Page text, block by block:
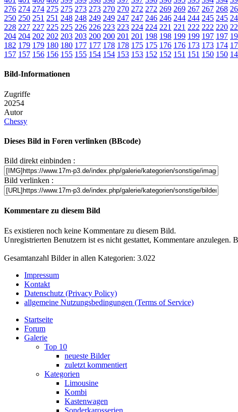
276 274 274 275 275 273 273 270 270 272 272 269 269 267 267 268
250 250 251 251 248 248 249 249 247 247 246 246 244 244 245 245
228 227 227 225 225 226 226 223 223 224 224 221 221 222 222 220
204 204 202 202 203 203 200 200 201 201 198 198 199 199 197 197
182 179 179 180 180 177 177 178 178 175 175 176 176 173 173 174
157 157 156 156 155 155 154 154 153 153 152 152 151 151 150 150
Bild-Informationen
Zugriffe
20254
Autor
Chessy
Dieses Bild in Foren verlinken (BBcode)
Bild direkt einbinden :
Bild verlinken :
Kommentare zu diesem Bild
Es existieren noch keine Kommentare zu diesem Bild.
Unregistrierten Benutzern ist es nicht gestattet, Kommentare anzulegen.
Gesamtanzahl Bilder in allen Kategorien: 3.022
Impressum
Kontakt
Datenschutz (Privacy Policy)
allgemeine Nutzungsbedingungen (Terms of Service)
Startseite
Forum
Galerie
Top 10
neueste Bilder
zuletzt kommentiert
Kategorien
Limousine
Kombi
Kastenwagen
Sonderkarosserien